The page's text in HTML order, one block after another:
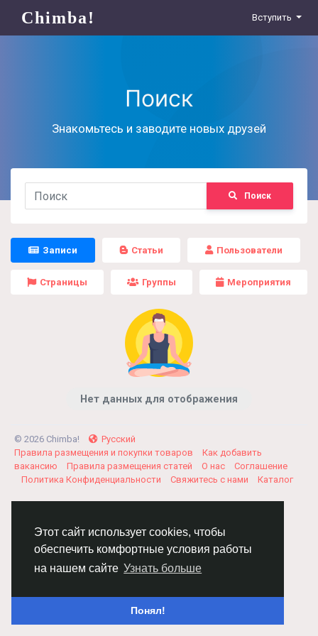
Этот сайт использует cookies, чтобы
обеспечить комфортные условия работы
на нашем сайте Узнать больше
Понял!
Chimba! Вступить
Поиск
Знакомьтесь и заводите новых друзей
Поиск
Записи Статьи Пользователи
Страницы Группы Мероприятия
Нет данных для отображения
© 2026 Chimba!
Русский
Правила размещения и покупки товаров
Как добавить
вакансию
Правила размещения статей О нас
Соглашение
Политика Конфиденциальности
Свяжитесь с нами Каталог